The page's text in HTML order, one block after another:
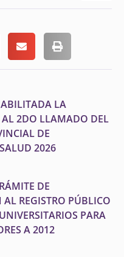
LA
AL 2DO LLAMADO DEL
DE
2026
DE
REGISTRO PÚBLICO
PARA
A 2012